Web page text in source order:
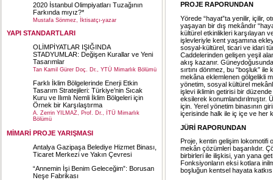
2020 İstanbul Olimpiyatları Tuzağının
Farkında mıyız?*
Mustafa Sönmez, İktisatçı-yazar
YAPI STANDARTLARI
OLİMPİYATLAR IŞIĞINDA
STADYUMLAR: Değişen Kurallar ve Yeni
Tasarımlar
Tan Kamil Gürer Doç. Dr., YTÜ Mimarlık Bölümü
Farklı İklim Bölgelerinde Enerji Etkin
Tasarım Stratejileri: Türkiye’nin Sıcak
Kuru ve Ilımlı Nemli İklim Bölgeleri için
Örnek bir Karşılaştırma
A. Zerrin YILMAZ, Prof. Dr., İTÜ Mimarlık
Bölümü
MİMARİ PROJE YARIŞMASI
Antalya Gazipaşa Belediye Hizmet Binası,
Ticaret Merkezi ve Yakın Çevresi
“Annemin İşi Benim Geleceğim”: Borusan
Neşe Fabrikası
PROJE RAPORUNDAN
Yörede “hayat”ta yenilir, içilir,
yaşayan bir dış mekândır
kültürel etkinlikleri karşılayan
işlevleriyle kent yaşamına
sosyal-kültürel, ticari ve idari
Caddelerinden gelişen yeşil
akış kazanır.
sırtını dönmez, bu “boşluk”
mekâna eklemlenen gölgelikli
yönetim, sosyal kültürel
işlevi iklimin getirisi bir
eksilerek
için. Yerel yönetim binasının
içerisinde halk ile iç içe ve her
JÜRİ RAPORUNDAN
Proje, kentin gelişim lokomotifi
mekân çözümleri başarılıdır.
birbirleri ile ilişkisi, yan yana
Fonksiyonların eksi kotlara
boşluğun kentsel hayata katkısı